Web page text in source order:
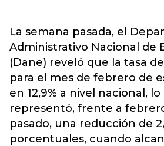
La semana pasada, el
Administrativo Nacional de
(Dane) reveló que la tasa
para el mes de febrero de
en 12,9% a nivel nacional, lo
representó, frente a
pasado, una reducción de
porcentuales, cuando